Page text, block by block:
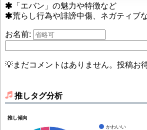
「エバン」の魅力や特徴など
荒らし行為や誹謗中傷、ネガティブ
お名前:
💡まだコメントはありません。投稿お
推しタグ分析
推し傾向
かわいい